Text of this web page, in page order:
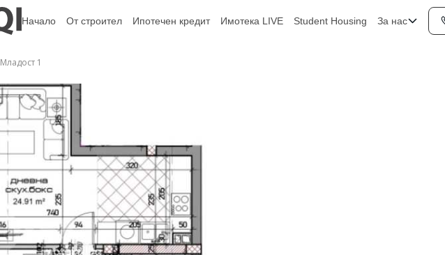
Начало От строител Ипотечен кредит Имотека LIVE Student Housing За нас
Младост 1